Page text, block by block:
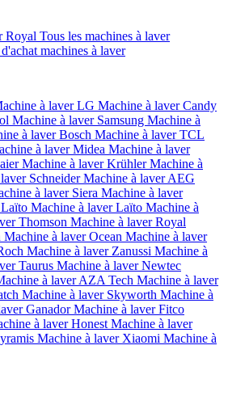
Royal Tous les machines à laver
machines à laver
à laver LG Machine à laver Candy
Machine à laver Samsung Machine à
à laver Bosch Machine à laver TCL
à laver Midea Machine à laver
Machine à laver KrühlerMachine à
SchneiderMachine à laver AEG
à laver Siera Machine à laver
Machine à laver Laïto Machine à
Thomson Machine à laver Royal
Machine à laver Ocean Machine à laver
Machine à laver Zanussi Machine à
Taurus Machine à laver Newtec
à laver AZA Tech Machine à laver
Machine à laver Skyworth Machine à
GanadorMachine à laver Fitco
à laver Honest Machine à laver
Machine à laver Xiaomi Machine à